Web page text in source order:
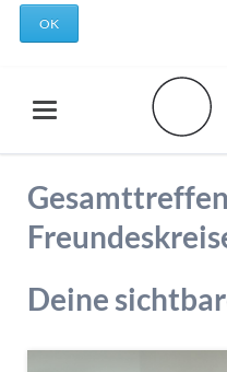
OK
Deine